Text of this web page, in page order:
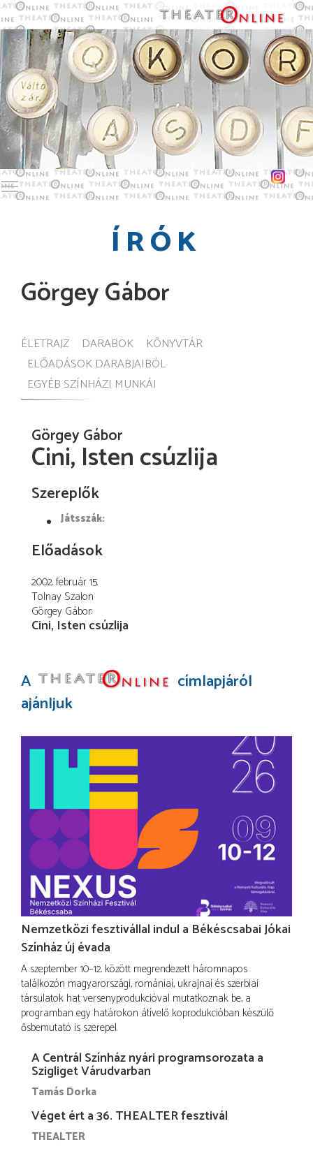
Toggle main menu visibility
ÍRÓK
Görgey Gábor
ÉLETRAJZ DARABOK
KÖNYVTÁR
ELŐADÁSOK DARABJAIBÓL
EGYÉB SZÍNHÁZI MUNKÁI
Görgey Gábor
Cini, Isten csúzlija
Szereplők
Játsszák:
Előadások
2002. február 15.
Tolnay Szalon
Görgey Gábor
Cini, Isten csúzlija
A
címlapjáról
ajánljuk
Nemzetközi fesztivállal indul a Békéscsabai Jókai
Színház új évada
A szeptember 10–12. között megrendezett háromnapos
találkozón magyarországi, romániai, ukrajnai és szerbiai
társulatok hat versenyprodukcióval mutatkoznak be, a
programban egy határokon átívelő koprodukcióban készülő
ősbemutató is szerepel.
A Centrál Színház nyári programsorozata a
Szigliget Várudvarban
Tamás Dorka
Véget ért a 36. THEALTER fesztivál
THEALTER